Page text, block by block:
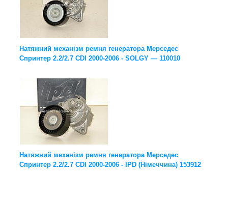
Натяжний механізм ремня генератора Мерседес
Спринтер 2.2/2.7 CDI 2000-2006 - SOLGY — 110010
Натяжний механізм ремня генератора Мерседес
Спринтер 2.2/2.7 CDI 2000-2006 - IPD (Німеччина) 153912